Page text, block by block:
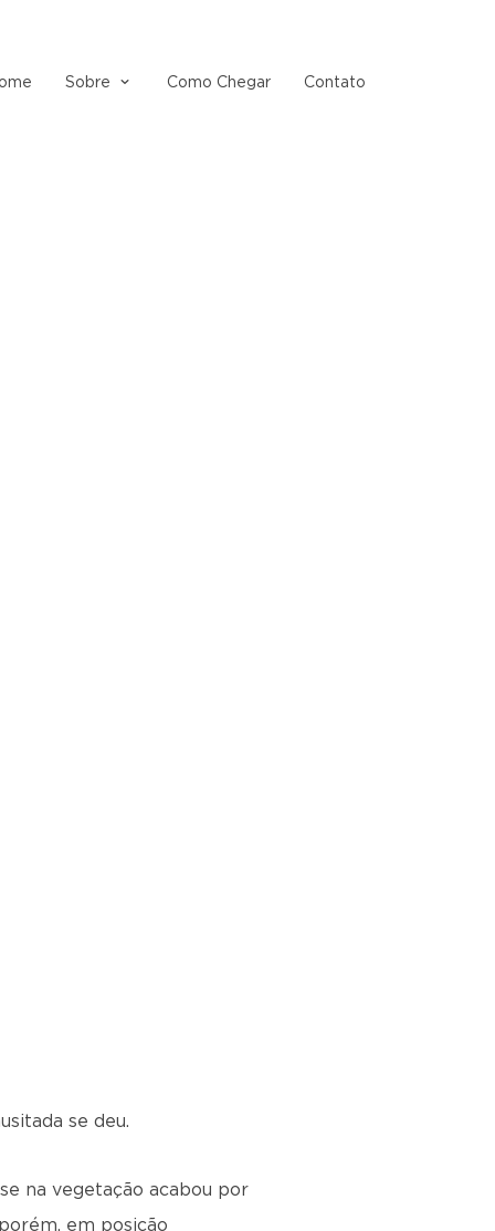
Sobre Como Chegar Contato
se deu.
na vegetação acabou por
em posição